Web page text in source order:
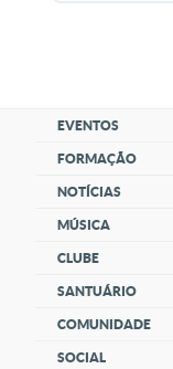
EVENTOS
FORMAÇÃO
NOTÍCIAS
MÚSICA
CLUBE
SANTUÁRIO
COMUNIDADE
SOCIAL